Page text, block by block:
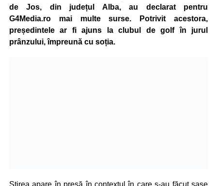
de Jos, din județul Alba, au declarat pentru
G4Media.ro mai multe surse. Potrivit acestora,
președintele ar fi ajuns la clubul de golf în jurul
prânzului, împreună cu soția.
Știrea apare în presă în contextul în care s-au făcut șase